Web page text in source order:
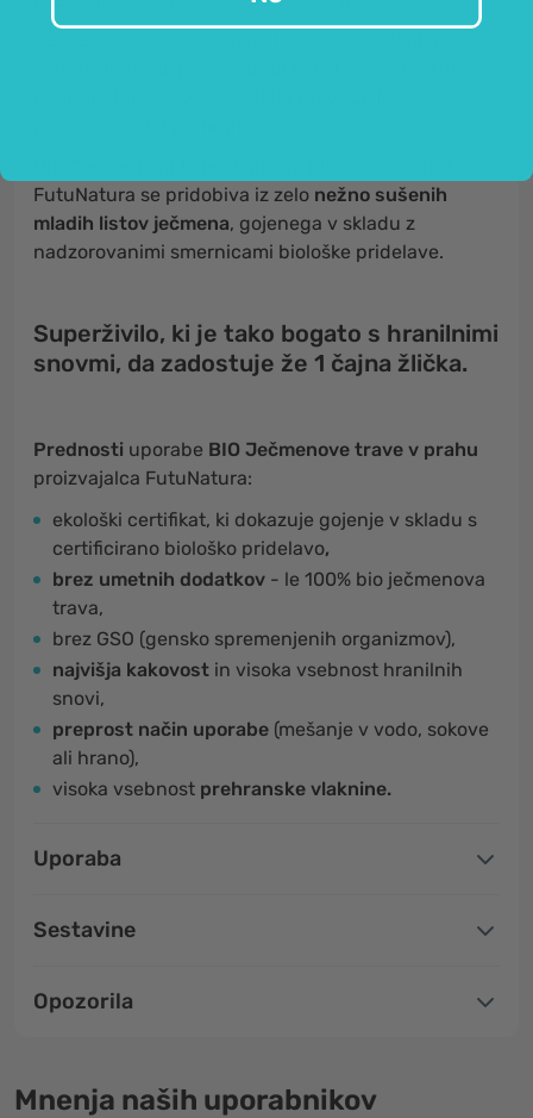
FutuNatura se pridobiva iz zelo nežno sušenih
mladih listov ječmena, gojenega v skladu z
nadzorovanimi smernicami biološke pridelave.
Superživilo, ki je tako bogato s hranilnimi
snovmi, da zadostuje že 1 čajna žlička.
Prednosti uporabe BIO Ječmenove trave v prahu
proizvajalca FutuNatura:
ekološki certifikat, ki dokazuje gojenje v skladu s
certificirano biološko pridelavo,
brez umetnih dodatkov - le 100% bio ječmenova
trava,
brez GSO (gensko spremenjenih organizmov),
najvišja kakovost in visoka vsebnost hranilnih
snovi,
preprost način uporabe (mešanje v vodo, sokove
ali hrano),
visoka vsebnost prehranske vlaknine.
Uporaba
Sestavine
Opozorila
Mnenja naših uporabnikov